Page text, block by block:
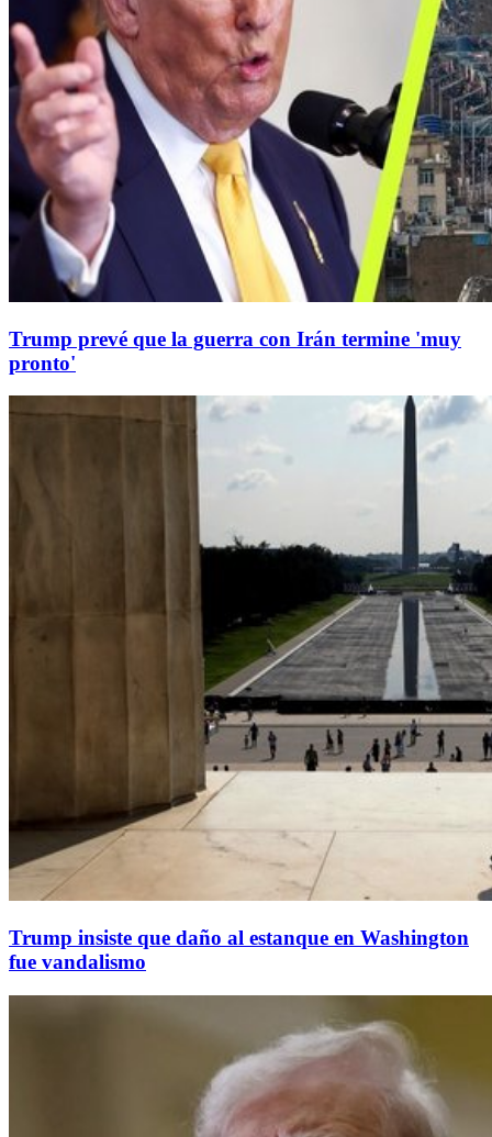
Trump prevé que la guerra con Irán termine 'muy
pronto'
Trump insiste que daño al estanque en Washington
fue vandalismo